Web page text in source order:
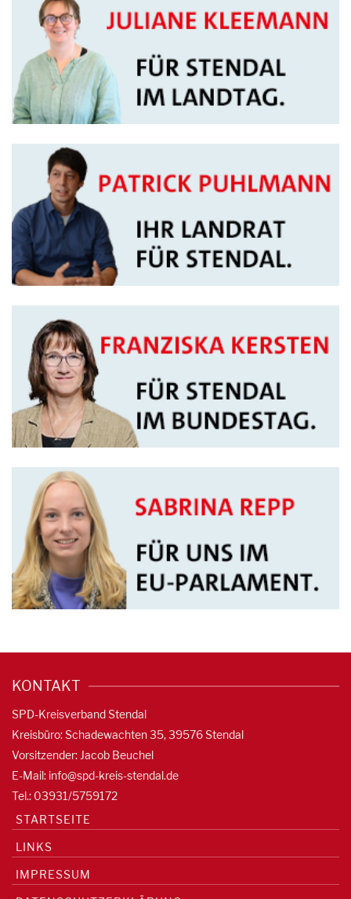
KONTAKT
SPD-Kreisverband Stendal
Kreisbüro: Schadewachten 35, 39576 Stendal
Vorsitzender: Jacob Beuchel
E-Mail: info@spd-kreis-stendal.de
Tel.: 03931/5759172
STARTSEITE
LINKS
IMPRESSUM